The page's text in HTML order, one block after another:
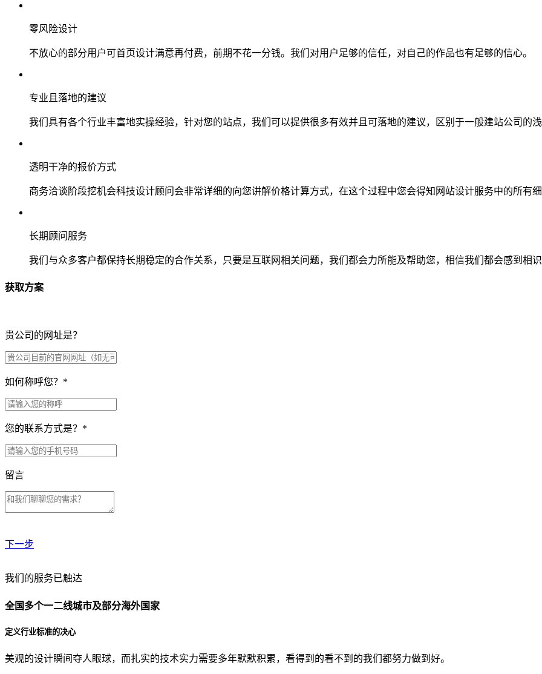
零风险设计
不放心的部分用户可首页设计满意再付费，前期不花一分钱。我们对用户足够的信任，对自己的作品也有足够的信心。
专业且落地的建议
我们具有各个行业丰富地实操经验，针对您的站点，我们可以提供很多有效并且可落地的建议，区别于一般建站公司的
透明干净的报价方式
商务洽谈阶段挖机会科技设计顾问会非常详细的向您讲解价格计算方式，在这个过程中您会得知网站设计服务中的所有
长期顾问服务
我们与众多客户都保持长期稳定的合作关系，只要是互联网相关问题，我们都会力所能及帮助您，相信我们都会感到相
获取方案
贵公司的网址是？
如何称呼您？ *
您的联系方式是？ *
留言
下一步
贵公司预算范围是？
贵公司的团队规模是？
我们的服务已触达
全国多个一二线城市及部分海外国家
定义行业标准的决心
美观的设计瞬间夺人眼球，而扎实的技术实力需要多年默默积累，看得到的看不到的我们都努力做到好。